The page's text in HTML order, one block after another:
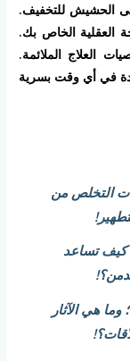
الحشيش للتخفيف.
العقلية الخاص بك.
العلاج الملائمة.
في أي وقت بسرية
التخلص من
تساعد
هي الآثار